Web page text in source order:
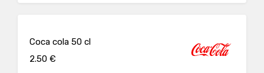
Coca cola 50 cl
2.50 €